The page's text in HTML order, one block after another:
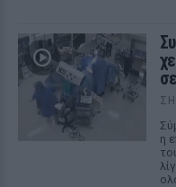
η